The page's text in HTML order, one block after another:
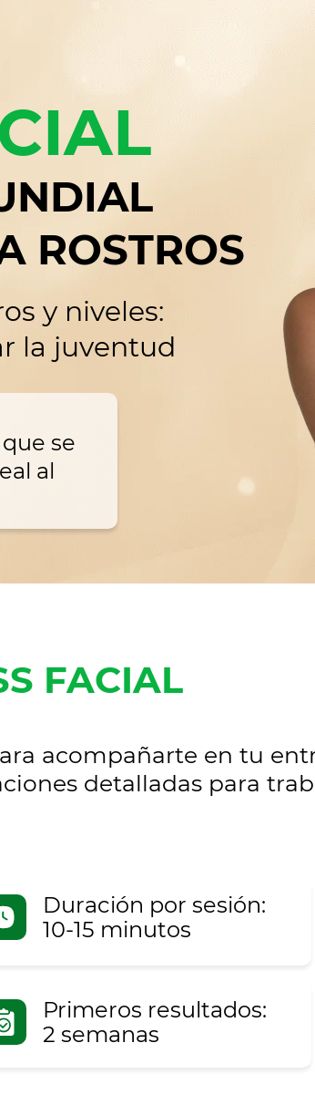
y niveles:
la juventud
ROSTROS
se
al
FACIAL
acompañarte en tu
detalladas para
Primeros resultados:
2 semanas
Duración por sesión:
10-15 minutos